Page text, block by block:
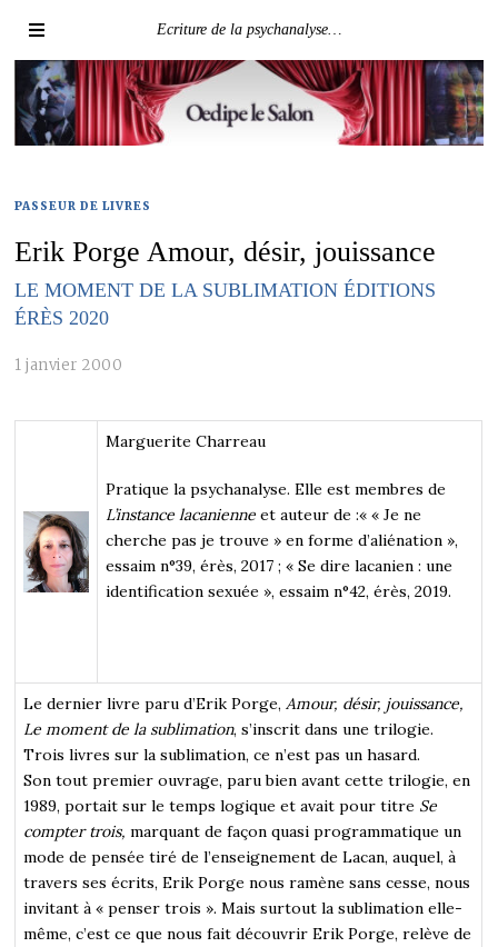
Ecriture de la psychanalyse…
PASSEUR DE LIVRES
Erik Porge Amour, désir, jouissance
LE MOMENT DE LA SUBLIMATION ÉDITIONS
ÉRÈS 2020
1 janvier 2000
Marguerite Charreau
Pratique la psychanalyse. Elle est membres de
L’instance lacanienneet auteur de :« « Je ne
cherche pas je trouve » en forme d’aliénation »,
essaim n°39, érès, 2017 ; « Se dire lacanien : une
identification sexuée », essaim n°42, érès, 2019.
Le dernier livre paru d’Erik Porge, Amour, désir, jouissance,
Le moment de la sublimation, s’inscrit dans une trilogie.
Trois livres sur la sublimation, ce n’est pas un hasard.
Son tout premier ouvrage, paru bien avant cette trilogie, en
1989, portait sur le temps logique et avait pour titre Se
compter trois,marquant de façon quasi programmatique un
mode de pensée tiré de l’enseignement de Lacan, auquel, à
travers ses écrits, Erik Porge nous ramène sans cesse, nous
invitant à « penser trois ». Mais surtout la sublimation elle-
même, c’est ce que nous fait découvrir Erik Porge, relève de